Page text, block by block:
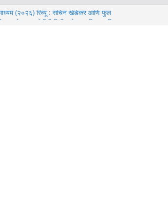
माध्यम (२०२६) रिव्यू : सचिन खेडेकर आणि फुल